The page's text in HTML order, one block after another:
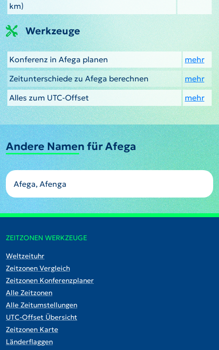
km)
Werkzeuge
Konferenz in Afega planen
mehr
Zeitunterschiede zu Afega berechnen
mehr
Alles zum UTC-Offset
mehr
Andere Namen für Afega
Afega, Afenga
ZEITZONEN WERKZEUGE
Weltzeituhr
Zeitzonen Vergleich
Zeitzonen Konferenzplaner
Alle Zeitzonen
Alle Zeitumstellungen
UTC-Offset Übersicht
Zeitzonen Karte
Länderflaggen